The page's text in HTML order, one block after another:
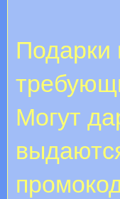
Подарки
Могут